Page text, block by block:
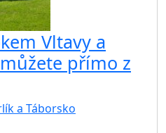
Vltavy a
přímo z
a Táborsko